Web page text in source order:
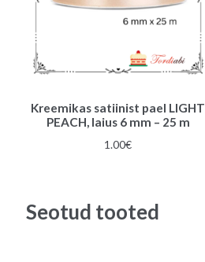
Kreemikas satiinist pael LIGHT
PEACH, laius 6 mm – 25 m
1.00€
Seotud tooted